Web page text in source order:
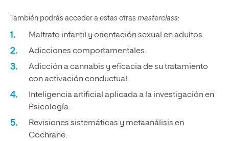
También podrás acceder a estas otras masterclass:
Maltrato infantil y orientación sexual en adultos.
Adicciones comportamentales.
Adicción a cannabis y eficacia de su tratamiento
con activación conductual.
Inteligencia artificial aplicada a la investigación en
Psicología.
Revisiones sistemáticas y metaanálisis en
Cochrane.